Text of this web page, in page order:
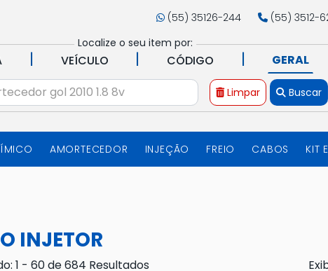
(55) 35126-244 (55) 3512-
Localize o seu item por:
| VEÍCULO | CÓDIGO | GERAL
Limpar Buscar
AMORTECEDOR INJEÇÃO FREIO CABOS KIT
INJETOR
1 - 60 de 684 Resultados